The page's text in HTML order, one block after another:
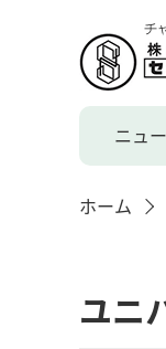
ニュ
ホーム
ユニ